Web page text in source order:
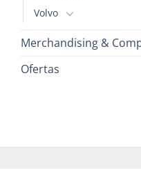
Volvo
Merchandising &
Ofertas